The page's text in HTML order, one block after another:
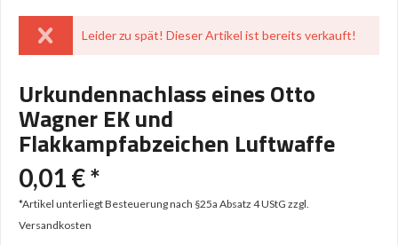
Leider zu spät! Dieser Artikel ist bereits verkauft!
Urkundennachlass eines Otto
Wagner EK und
Flakkampfabzeichen Luftwaffe
0,01 € *
*Artikel unterliegt Besteuerung nach §25a Absatz 4 UStG zzgl.
Versandkosten